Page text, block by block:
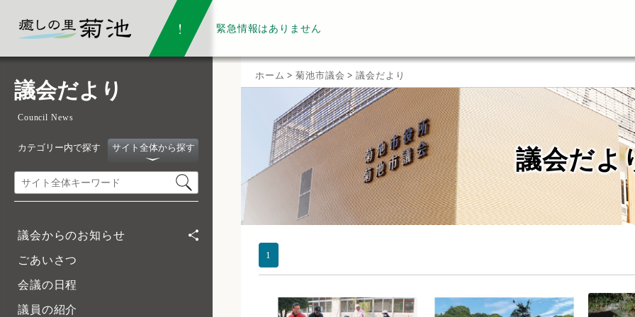
緊急情報はありません
議会だより
Council News
カテゴリー内で探す サイト全体から探す
議会からのお知らせ
ごあいさつ
会議の日程
議員の紹介
ホーム >菊池市議会 >議会だより
議会だよ
1